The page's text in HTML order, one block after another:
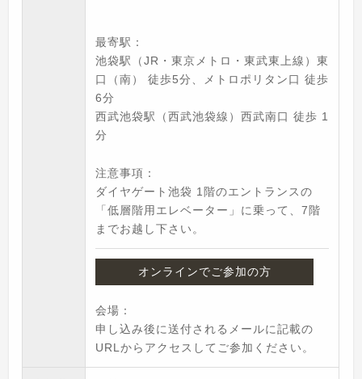
最寄駅：
池袋駅（JR・東京メトロ・東武東上線）東
口（南） 徒歩5分、メトロポリタン口 徒歩
6分
西武池袋駅（西武池袋線）西武南口 徒歩 1
分
注意事項：
ダイヤゲート池袋 1階のエントランスの
「低層階用エレベーター」に乗って、7階
までお越し下さい。
オンラインでご参加の方
会場：
申し込み後に送付されるメールに記載の
URLからアクセスしてご参加ください。